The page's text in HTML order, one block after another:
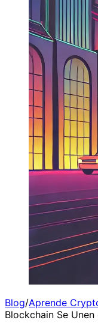
Blog/Aprende
Blockchain Se